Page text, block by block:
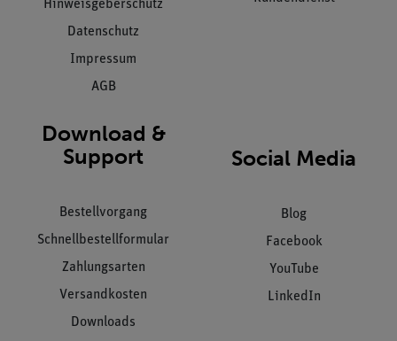
Hinweisgeberschutz
Datenschutz
Impressum
AGB
Download &
Support
Bestellvorgang
Schnellbestellformular
Zahlungsarten
Versandkosten
Downloads
Social Media
Blog
Facebook
YouTube
LinkedIn